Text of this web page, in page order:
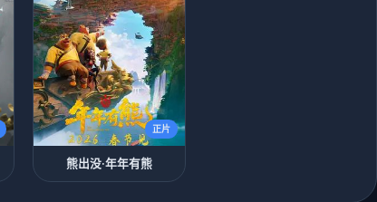
正片
熊出没·年年有熊